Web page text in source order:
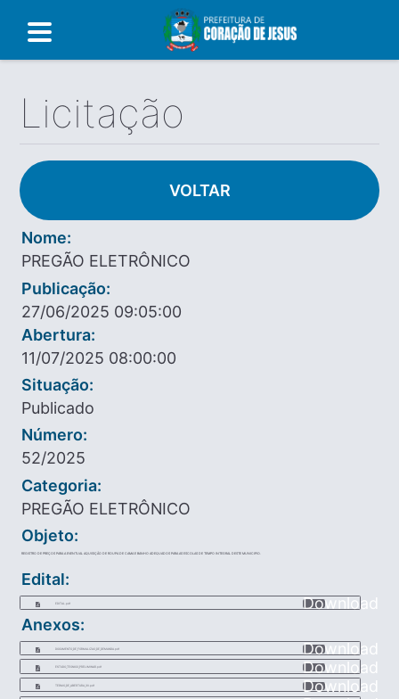
Licitação
VOLTAR
Nome:
PREGÃO ELETRÔNICO
Publicação:
27/06/2025 09:05:00
Abertura:
11/07/2025 08:00:00
Situação:
Publicado
Número:
52/2025
Categoria:
PREGÃO ELETRÔNICO
Objeto:
REGISTRO DE PREÇOS PARA A EVENTUAL AQUISIÇÃO DE ROUPA DE CAMA E BANHO ADEQUADOS PARA AS ESCOLAS DE TEMPO INTEGRAL DESTE MUNICIPIO.
Edital:
EDITAL.pdf
Download
Anexos:
DOCUMENTO_DE_FORMALIZAO_DE_DEMANDA.pdf Download
ESTUDO_TECNICO_PRELIMINAR.pdf Download
TERMO_DE_ABERTURA_30.pdf Download